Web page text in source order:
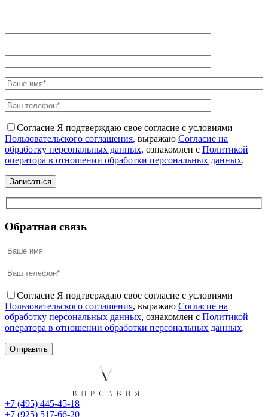
Согласие Я подтверждаю свое согласие с условиями
Пользовательского соглашения, выражаю Согласие на
обработку персональных данных, ознакомлен с Политикой
оператора в отношении обработки персональных данных.
Обратная связь
Согласие Я подтверждаю свое согласие с условиями
Пользовательского соглашения, выражаю Согласие на
обработку персональных данных, ознакомлен с Политикой
оператора в отношении обработки персональных данных.
+7 (495) 445-45-18
+7 (925) 517-66-20